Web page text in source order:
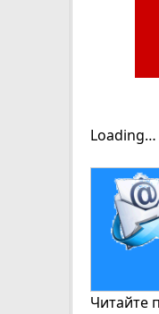
Loading…
Читайте